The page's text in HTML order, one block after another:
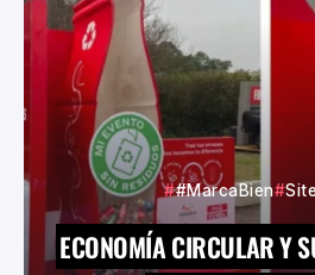
#MarcaBien
ECONOMÍA CIRCULAR Y